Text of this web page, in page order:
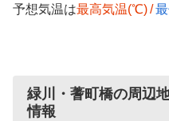
予想気温は最高気温(℃)/
緑川・蓍町橋の周辺
情報